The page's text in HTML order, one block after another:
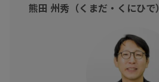
熊田 州秀（くまだ・くにひで）